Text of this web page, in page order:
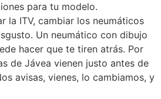
para tu modelo.
la ITV, cambiar los neumáticos
Un neumático con dibujo
hacer que te tiren atrás. Por
de Jávea vienen justo antes de
avisas, vienes, lo cambiamos, y